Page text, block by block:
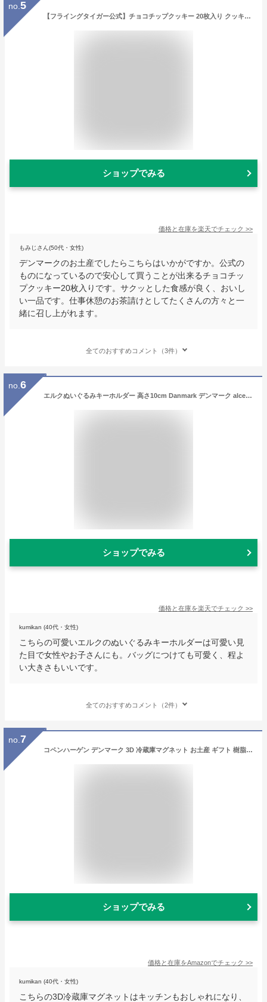
no. 5
【フライングタイガー公式】チョコチップクッキー 20枚入り クッキー缶 お菓子 洋菓子 焼き菓子 パーティー party 手土産 ギフト お土産 プレゼント スイーツ 大量購入対象 まとめ買い 北欧
ショップでみる
価格と在庫を楽天でチェック >>
もみじさん(50代・女性)
デンマークのお土産でしたらこちらはいかがですか。公式の
ものになっているので安心して買うことが出来るチョコチッ
プクッキー20枚入りです。サクッとした食感が良く、おいし
い一品です。仕事休憩のお茶請けとしてたくさんの方々と一
緒に召し上がれます。
全てのおすすめコメント（3件）
no. 6
エルクぬいぐるみキーホルダー 高さ10cm Danmark デンマーク alces ヘラジカ 鹿 おみやげ デンマークみやげ デンマーク土産 海外 輸入
ショップでみる
価格と在庫を楽天でチェック >>
kumikan (40代・女性)
こちらの可愛いエルクのぬいぐるみキーホルダーは可愛い見
た目で女性やお子さんにも。バッグにつけても可愛く、程よ
い大きさもいいです。
全てのおすすめコメント（2件）
no. 7
コペンハーゲン デンマーク 3D 冷蔵庫マグネット お土産 ギフト 樹脂 ハンドメイド コペンハーゲン 冷蔵庫マグネット ホーム&キッチンデコレーションコレクション
ショップでみる
価格と在庫をAmazonでチェック >>
kumikan (40代・女性)
こちらの3D冷蔵庫マグネットはキッチンもおしゃれになり、